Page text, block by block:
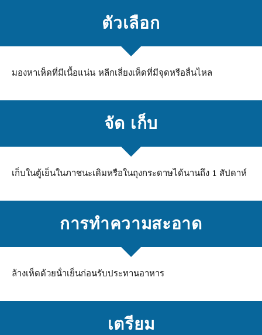
ตัวเลือก
มองหาเห็ดที่มีเนื้อแน่น หลีกเลี่ยงเห็ดที่มีจุดหรือลื่นไหล
จัด เก็บ
เก็บในตู้เย็นในภาชนะเดิมหรือในถุงกระดาษได้นานถึง 1 สัปดาห์
การทําความสะอาด
ล้างเห็ดด้วยน้ําเย็นก่อนรับประทานอาหาร
เตรียม